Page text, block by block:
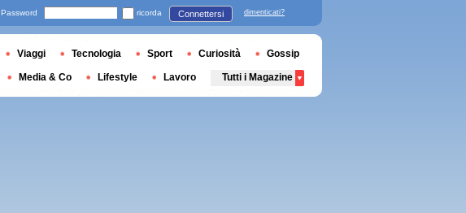
Password ricorda Connettersi dimenticati?
Viaggi Tecnologia Sport Curiosità Gossip
Media & Co Lifestyle Lavoro Tutti i Magazine